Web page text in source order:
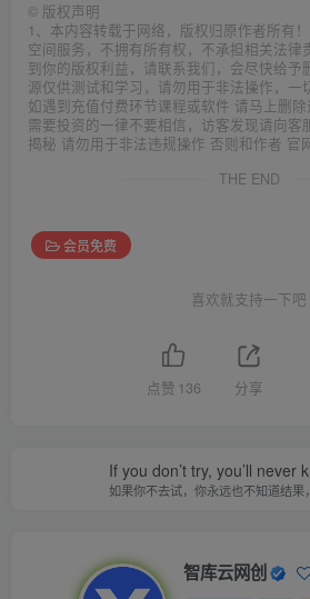
© 版权声明
1、本内容转载于网络，版权归原作者所有
空间服务，不拥有所有权，不承担相关法律
到你的版权利益，请联系我们，会尽快给予
源仅供测试和学习，请勿用于非法操作，一
如遇到充值付费环节课程或软件 请马上删
需要投资的一律不要相信，访客发现请向客
揭秘 请勿用于非法违规操作 否则和作者 官
THE END
会员免费
喜欢就支持一下吧
点赞 136 分享
If you don’t try, you’ll never
如果你不去试，你永远也不知道结果
智库云网创